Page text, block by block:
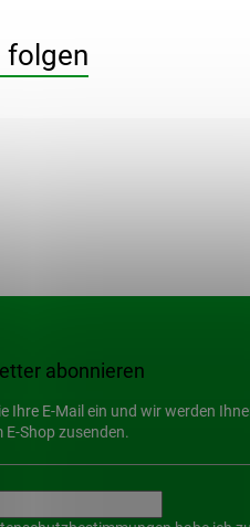
folgen
abonnieren
Ihre E-Mail ein und wir werden
E-Shop zusenden.